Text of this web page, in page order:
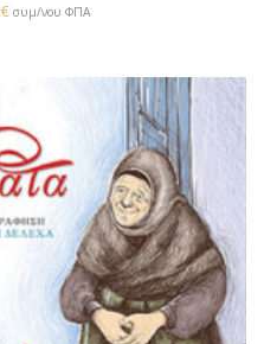
€ συμ/νου ΦΠΑ